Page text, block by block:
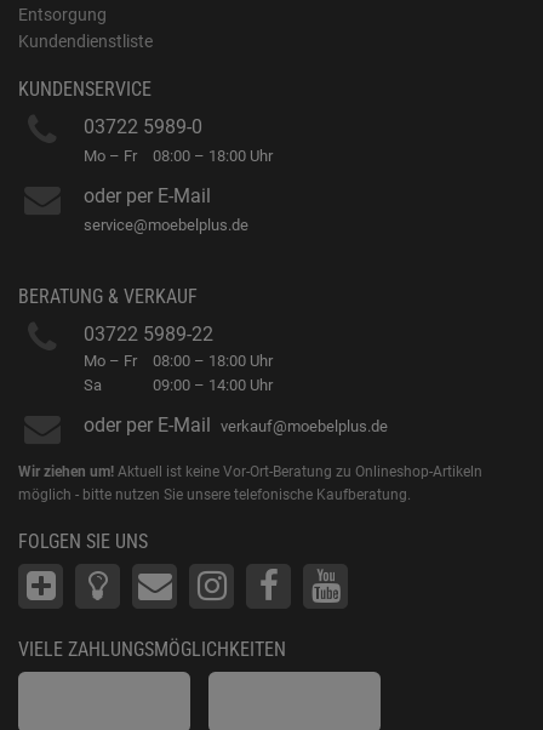
Entsorgung
Kundendienstliste
KUNDENSERVICE
03722 5989-0
Mo – Fr 08:00 – 18:00 Uhr
oder per E-Mail
service@moebelplus.de
BERATUNG & VERKAUF
03722 5989-22
Mo – Fr
Sa
08:00 – 18:00 Uhr
09:00 – 14:00 Uhr
oder per E-Mail verkauf@moebelplus.de
Wir ziehen um! Aktuell ist keine Vor-Ort-Beratung zu Onlineshop-Artikeln
möglich - bitte nutzen Sie unsere telefonische Kaufberatung.
FOLGEN SIE UNS
VIELE ZAHLUNGSMÖGLICHKEITEN